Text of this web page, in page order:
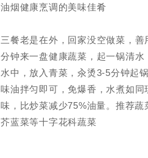
油烟健康烹调的美味佳肴
三餐老是在外，回家没空做菜，
分钟来一盘健康蔬菜，起一锅清水
水中，放入青菜，汆烫3-5分钟起
味油拌匀即可，免爆香，水煮如同
味，比炒菜减少75%油量。推荐蔬
芥蓝菜等十字花科蔬菜